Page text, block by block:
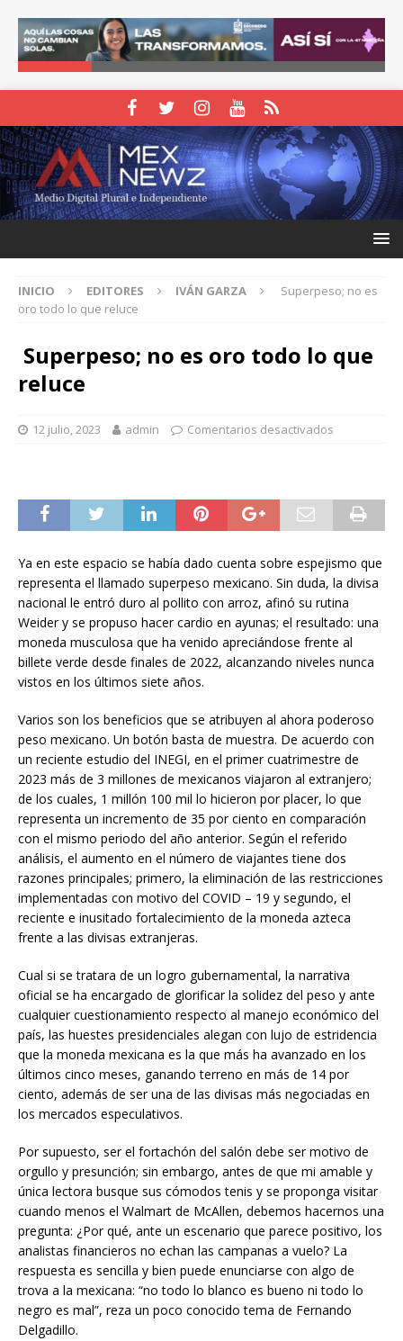
INICIO EDITORES IVÁN GARZA
Superpeso; no es
oro todo lo que reluce
Superpeso; no es oro todo lo que
reluce
12 julio, 2023 admin Comentarios desactivados
Ya en este espacio se había dado cuenta sobre espejismo que
representa el llamado superpeso mexicano. Sin duda, la divisa
nacional le entró duro al pollito con arroz, afinó su rutina
Weider y se propuso hacer cardio en ayunas; el resultado: una
moneda musculosa que ha venido apreciándose frente al
billete verde desde finales de 2022, alcanzando niveles nunca
vistos en los últimos siete años.
Varios son los beneficios que se atribuyen al ahora poderoso
peso mexicano. Un botón basta de muestra. De acuerdo con
un reciente estudio del INEGI, en el primer cuatrimestre de
2023 más de 3 millones de mexicanos viajaron al extranjero;
de los cuales, 1 millón 100 mil lo hicieron por placer, lo que
representa un incremento de 35 por ciento en comparación
con el mismo periodo del año anterior. Según el referido
análisis, el aumento en el número de viajantes tiene dos
razones principales; primero, la eliminación de las restricciones
implementadas con motivo del COVID – 19 y segundo, el
reciente e inusitado fortalecimiento de la moneda azteca
frente a las divisas extranjeras.
Cual si se tratara de un logro gubernamental, la narrativa
oficial se ha encargado de glorificar la solidez del peso y ante
cualquier cuestionamiento respecto al manejo económico del
país, las huestes presidenciales alegan con lujo de estridencia
que la moneda mexicana es la que más ha avanzado en los
últimos cinco meses, ganando terreno en más de 14 por
ciento, además de ser una de las divisas más negociadas en
los mercados especulativos.
Por supuesto, ser el fortachón del salón debe ser motivo de
orgullo y presunción; sin embargo, antes de que mi amable y
única lectora busque sus cómodos tenis y se proponga visitar
cuando menos el Walmart de McAllen, debemos hacernos una
pregunta: ¿Por qué, ante un escenario que parece positivo, los
analistas financieros no echan las campanas a vuelo? La
respuesta es sencilla y bien puede enunciarse con algo de
trova a la mexicana: “no todo lo blanco es bueno ni todo lo
negro es mal”, reza un poco conocido tema de Fernando
Delgadillo.